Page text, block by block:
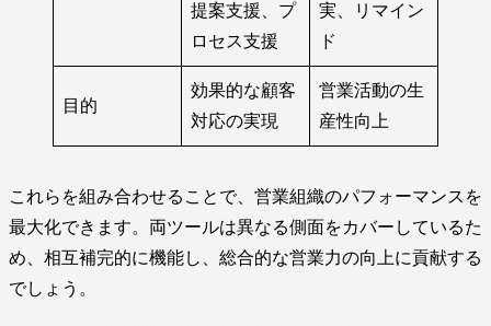
提案支援、プ
ロセス支援
実、リマイン
ド
目的
効果的な顧客
対応の実現
営業活動の生
産性向上
これらを組み合わせることで、営業組織のパフォーマンスを
最大化できます。両ツールは異なる側面をカバーしているた
め、相互補完的に機能し、総合的な営業力の向上に貢献する
でしょう。